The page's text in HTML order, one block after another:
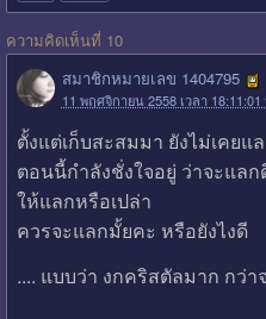
ความคิดเห็นที่ 10
สมาชิกหมายเลข 1404795
11 พฤศจิกายน 2558 เวลา 18:11:01
ตั้งแต่เก็บสะสมมา ยังไม่เคยแ
ตอนนี้กำลังชั่งใจอยู่ ว่าจะแล
ให้แลกหรือเปล่า
ควรจะแลกมั้ยคะ หรือยังไงดี
.... แบบว่า งกคริสตัลมาก กว่า